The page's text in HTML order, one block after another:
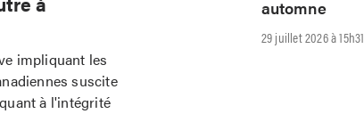
impliquant les
suscite
à l'intégrité
automne
29 juillet 2026 à 15h31